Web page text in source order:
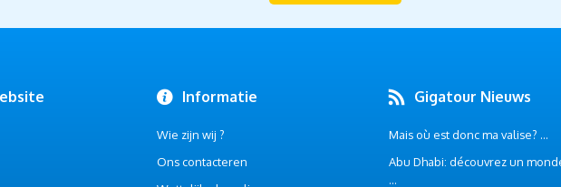
Informatie
Wie zijn wij ?
Ons contacteren
Gigatour Nieuws
Mais où est donc ma valise? ...
Abu Dhabi: découvrez un
...